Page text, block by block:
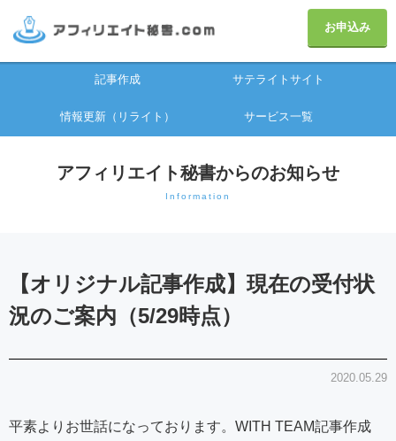
お申込み
記事作成 サテライトサイト
情報更新（リライト） サービス一覧
アフィリエイト秘書からのお知らせ
Information
【オリジナル記事作成】現在の受付状
況のご案内（5/29時点）
2020.05.29
平素よりお世話になっております。WITH TEAM記事作成